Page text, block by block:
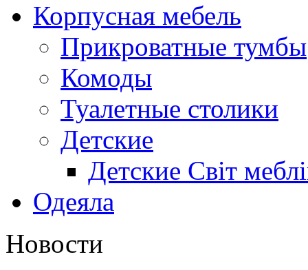
Корпусная мебель
Прикроватные тумбы
Комоды
Туалетные столики
Детские
Детские Світ
Одеяла
Новости